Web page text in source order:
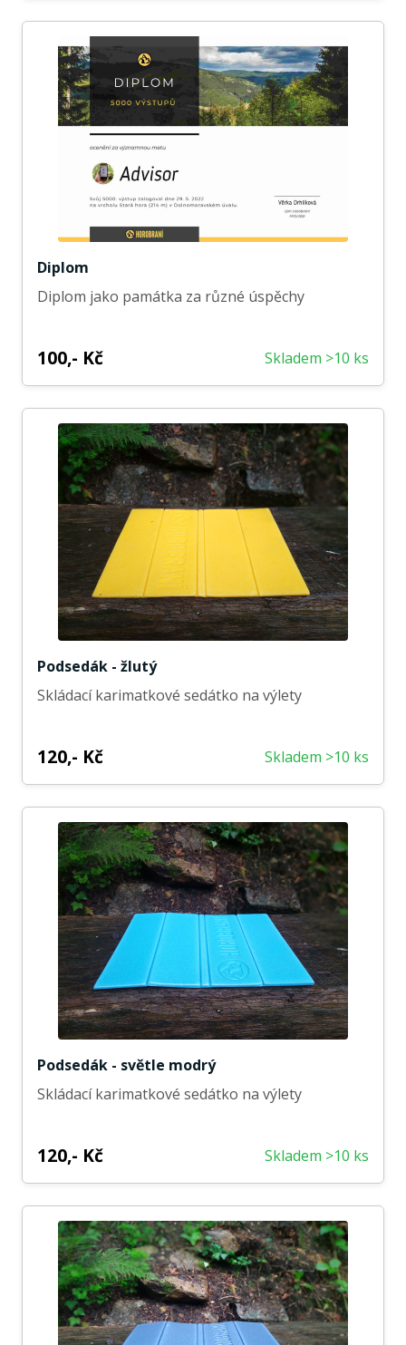
Diplom
Diplom jako památka za různé úspěchy
100,- Kč Skladem >10 ks
Podsedák - žlutý
Skládací karimatkové sedátko na výlety
120,- Kč Skladem >10 ks
Podsedák - světle modrý
Skládací karimatkové sedátko na výlety
120,- Kč Skladem >10 ks